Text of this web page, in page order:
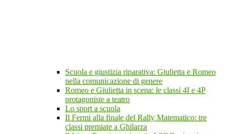
Scuola e giustizia riparativa: Giulietta e Romeo
nella comunicazione di genere
Romeo e Giulietta in scena: le classi 4I e 4P
protagoniste a teatro
Lo sport a scuola
Il Fermi alla finale del Rally Matematico: tre
classi premiate a Ghilarza